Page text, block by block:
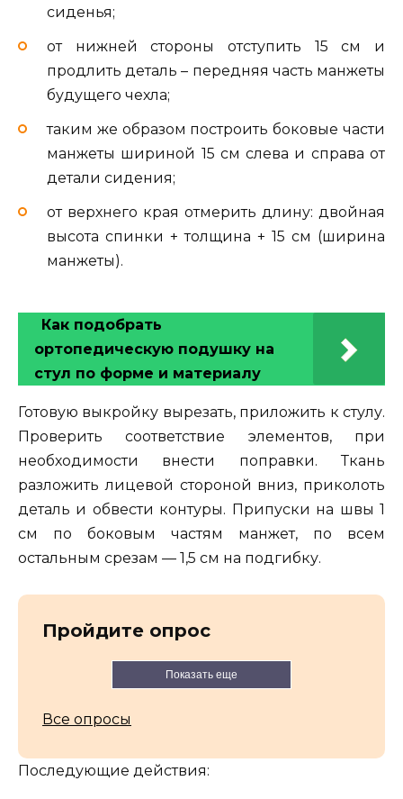
сиденья;
от нижней стороны отступить 15 см и
продлить деталь – передняя часть манжеты
будущего чехла;
таким же образом построить боковые части
манжеты шириной 15 см слева и справа от
детали сидения;
от верхнего края отмерить длину: двойная
высота спинки + толщина + 15 см (ширина
манжеты).
Как подобрать
ортопедическую подушку на
стул по форме и материалу
Готовую выкройку вырезать, приложить к стулу.
Проверить соответствие элементов, при
необходимости внести поправки. Ткань
разложить лицевой стороной вниз, приколоть
деталь и обвести контуры. Припуски на швы 1
см по боковым частям манжет, по всем
остальным срезам — 1,5 см на подгибку.
Пройдите опрос
Показать еще
Все опросы
Последующие действия: